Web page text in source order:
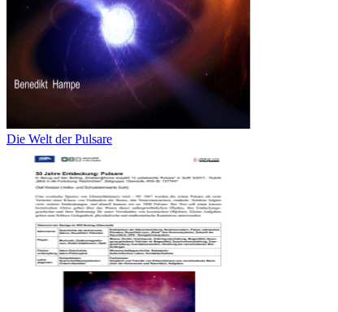
Die Welt der Pulsare